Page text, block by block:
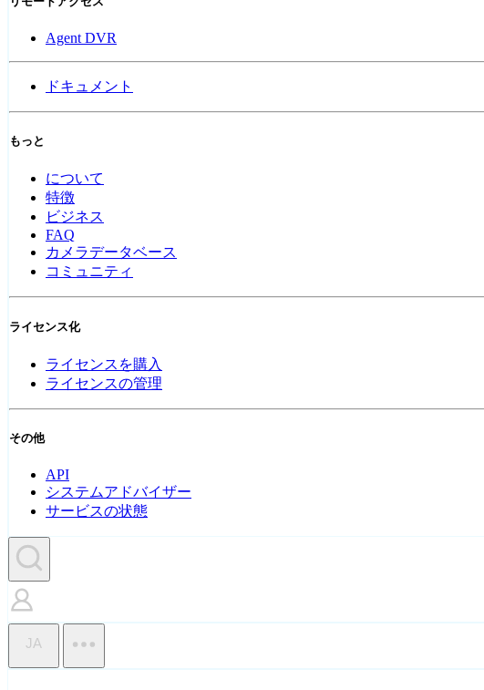
Agent DVR
ドキュメント
もっと
について
特徴
ビジネス
FAQ
カメラデータベース
コミュニティ
ライセンス化
ライセンスを購入
ライセンスの管理
その他
API
システムアドバイザー
サービスの状態
JA